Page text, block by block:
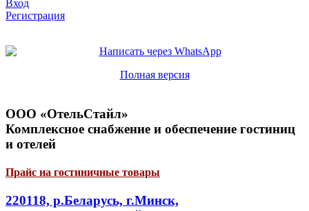
Вход
Регистрация
Полная версия
ООО «ОтельСтайл»
Комплексное снабжение и обеспечение гостиниц
и отелей
Прайс на гостиничные товары
220118, р.Беларусь, г.Минск,